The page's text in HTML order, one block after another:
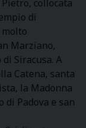
collocata
di
Marziano,
Siracusa. A
Catena, santa
la Madonna
di Padova e san